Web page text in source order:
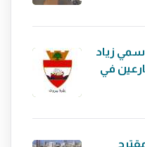
زياد
في